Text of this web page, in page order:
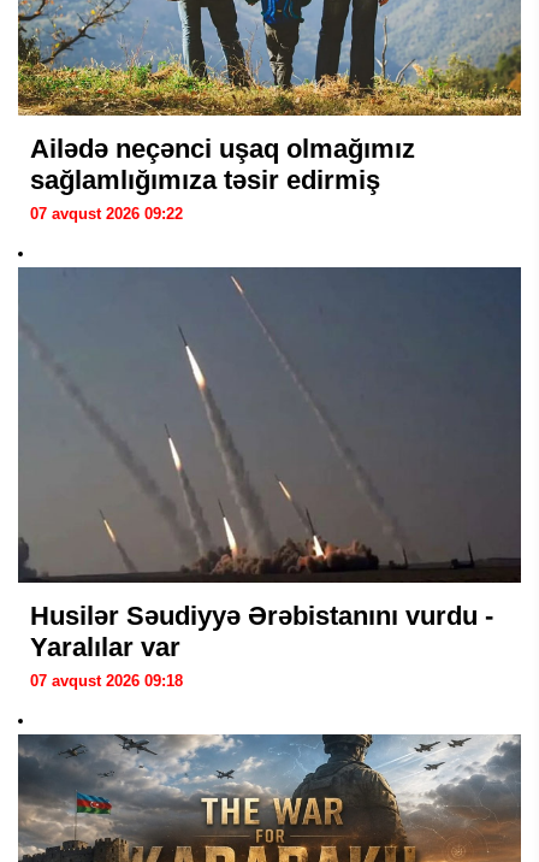
Ailədə neçənci uşaq olmağımız
sağlamlığımıza təsir edirmiş
07 avqust 2026 09:22
Husilər Səudiyyə Ərəbistanını vurdu -
Yaralılar var
07 avqust 2026 09:18